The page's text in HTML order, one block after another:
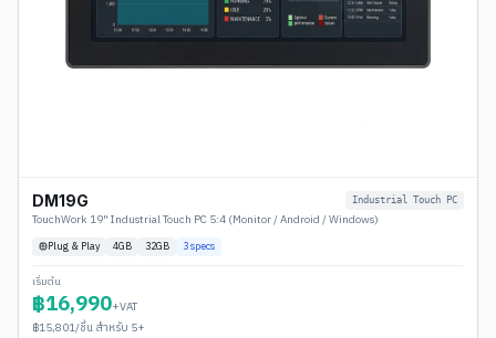
DM19G Industrial Touch PC
TouchWork 19" Industrial Touch PC 5:4 (Monitor / Android / Windows)
Plug & Play 4GB 32GB 3specs
เริ่มต้น
฿16,990+VAT
฿15,801/ชิ้น สำหรับ 5+